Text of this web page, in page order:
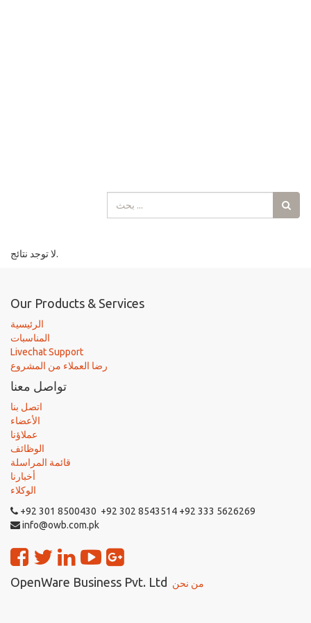
لا توجد نتائج.
Our Products & Services
الرئيسية
المناسبات
Livechat Support
رضا العملاء من المشروع
تواصل معنا
اتصل بنا
الأعضاء
عملاؤنا
الوظائف
قائمة المراسلة
أخبارنا
الوكلاء
+92 301 8500430 +92 302 8543514 +92 333 5626269
info@owb.com.pk
OpenWare Business Pvt. Ltd من نحن